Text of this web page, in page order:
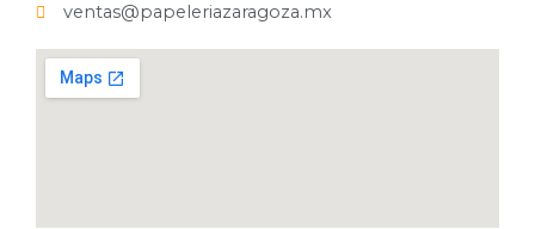
ventas@papeleriazaragoza.mx